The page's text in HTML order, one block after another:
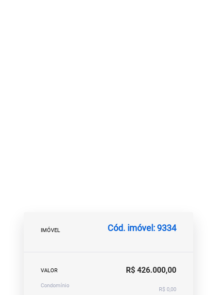
IMÓVEL Cód. imóvel: 9334
VALOR R$ 426.000,00
Condomínio
R$ 0,00